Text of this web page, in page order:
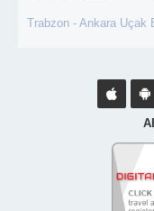
Trabzon - Ankara Uçak